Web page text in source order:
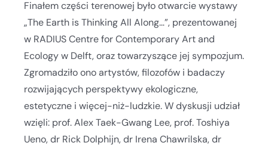
Finałem części terenowej było otwarcie wystawy
„The Earth is Thinking All Along…”, prezentowanej
w RADIUS Centre for Contemporary Art and
Ecology w Delft, oraz towarzyszące jej sympozjum.
Zgromadziło ono artystów, filozofów i badaczy
rozwijających perspektywy ekologiczne,
estetyczne i więcej-niż-ludzkie. W dyskusji udział
wzięli: prof. Alex Taek-Gwang Lee, prof. Toshiya
Ueno, dr Rick Dolphijn, dr Irena Chawrilska, dr